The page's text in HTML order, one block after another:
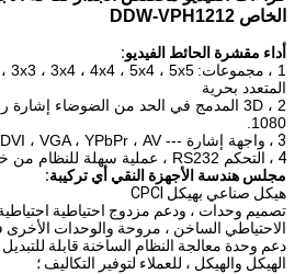
الخاص DDW-VPH1212
أداء مقشرة الحائط الفيديو:
1 ،
مجموعات:
المتعدد بحرية
2 ، 3D المدمج في الحد من الضوضاء إشارة رقمية ، ودعم
1080.
3 ،
واجهة إشارة --- RS232 ، HDMI ، DVI ، VGA ، YPbPr ، AV
4 ،
التحكم RS232 ، عملية سهلة للنظام من خلال برنامج التحكم
مجلس هندسة الأجهزة النقي أي تركيبة:
هيكل صناعي بهيكل CPCI
تصميم وحدات ، ودعم مزدوج احتياطية
الاحتياطي الساخن ، مروحة والوحدات الأخرى
دعم وحدة معالجة النظام الساخنة قابلة
الهيكل والهيكل ، للعملاء لتوفير التكاليف ؛